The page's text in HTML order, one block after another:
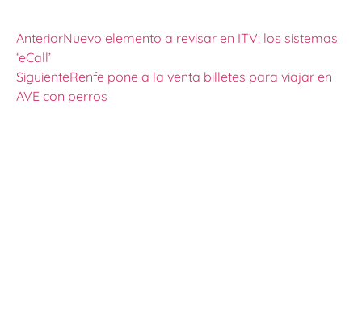
AnteriorNuevo elemento a revisar en ITV: los sistemas
‘eCall’
SiguienteRenfe pone a la venta billetes para viajar en
AVE con perros